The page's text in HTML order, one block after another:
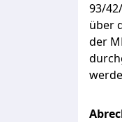
93/
über
der